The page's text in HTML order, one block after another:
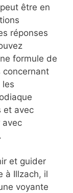
être en
réponses
formule de
concernant
les
et avec
avec
et guider
à Illzach, il
voyante